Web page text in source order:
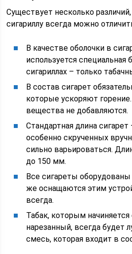
Существует несколько
сигариллу всегда можно
В качестве оболочки в
используется специальная
сигариллах – только
В состав сигарет
которые ускоряют
вещества не добавляются.
Стандартная длина
особенно скрученных
сильно варьироваться.
до 150 мм.
Все сигареты
же оснащаются этим
всегда.
Табак, которым начиняется
нарезанный, всегда будет
смесь, которая входит в